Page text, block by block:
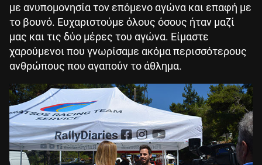
με ανυπομονησία τον επόμενο αγώνα και επαφή με
το βουνό. Ευχαριστούμε όλους όσους ήταν μαζί
μας και τις δύο μέρες του αγώνα. Είμαστε
χαρούμενοι που γνωρίσαμε ακόμα περισσότερους
ανθρώπους που αγαπούν το άθλημα.